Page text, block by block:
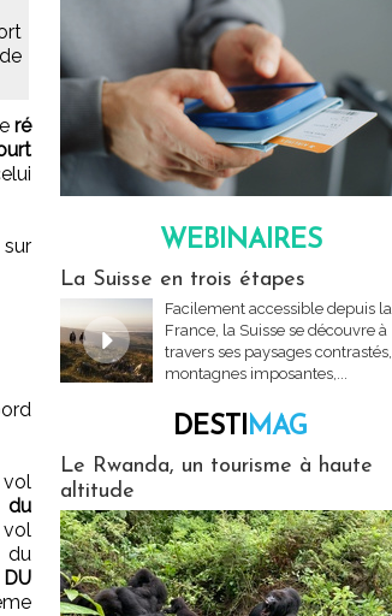
ré
vol
du
vol
du
WEBINAIRES
La Suisse en trois étapes
Facilement accessible depuis la
France, la Suisse se découvre à
travers ses paysages contrastés,
montagnes imposantes,...
DESTIMAG
Le Rwanda, un tourisme à haute
altitude